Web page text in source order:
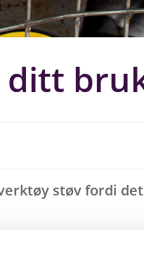
ditt
støv fordi
tjener penger